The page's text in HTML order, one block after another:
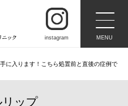
instagram MENU
に入ります！こちら処置前と直後の症例で
リップ